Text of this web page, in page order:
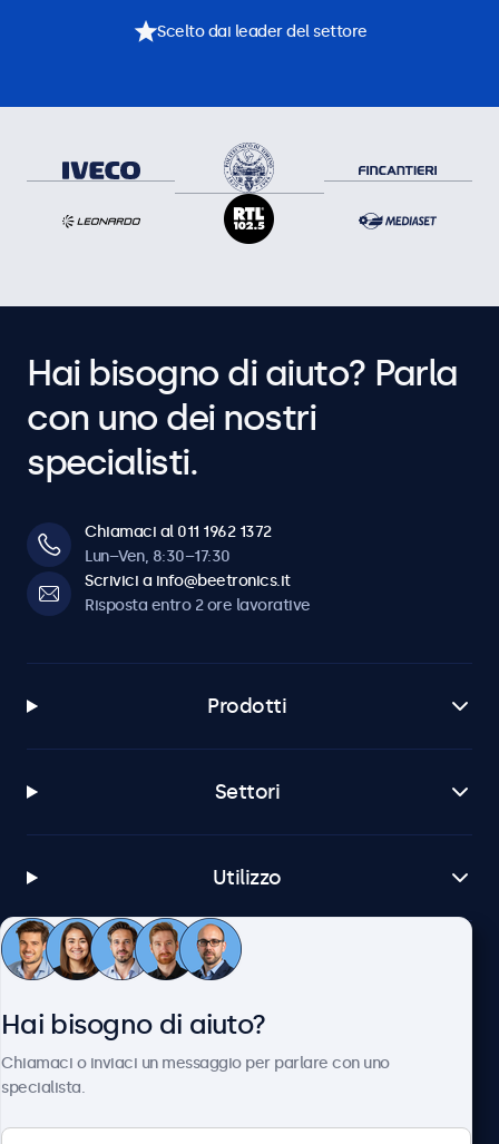
Scelto dai leader del settore
Hai bisogno di aiuto? Parla
con uno dei nostri
specialisti.
Chiamaci al 011 1962 1372
Lun–Ven, 8:30–17:30
Scrivici a info@beetronics.it
Risposta entro 2 ore lavorative
Prodotti
Settori
Utilizzo
Servizio Clienti
Hai bisogno di aiuto?
Chiamaci o inviaci un messaggio per parlare con uno
specialista.